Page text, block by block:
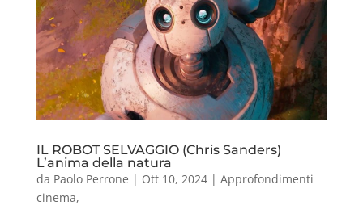
IL ROBOT SELVAGGIO (Chris Sanders)
L’anima della natura
da Paolo Perrone | Ott 10, 2024| Approfondimenti
cinema,